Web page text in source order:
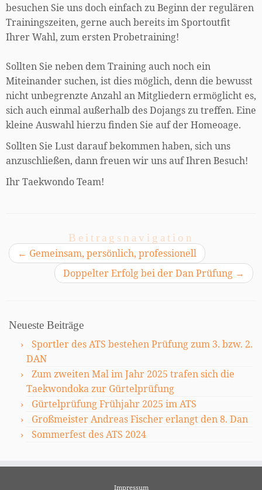
besuchen Sie uns doch einfach zu Beginn der regulären
Trainingszeiten, gerne auch bereits im Sportoutfit
Ihrer Wahl, zum ersten Probetraining!
Sollten Sie neben dem Training auch noch ein
Miteinander suchen, ist dies möglich, denn die bewusst
nicht unbegrenzte Anzahl an Mitgliedern ermöglicht es,
sich auch einmal außerhalb des Dojangs zu treffen. Eine
kleine Auswahl hierzu finden Sie auf der Homeoage.
Sollten Sie Lust darauf bekommen haben, sich uns
anzuschließen, dann freuen wir uns auf Ihren Besuch!
Ihr Taekwondo Team!
Beitragsnavigation
← Gemeinsam, persönlich, professionell
Doppelter Erfolg bei der Dan Prüfung →
Neueste Beiträge
Sportler des ATS bestehen Prüfung zum 3. bzw. 2.
DAN
Zum zweiten Mal im Jahr 2025 trafen sich die
Taekwondoka zur Gürtelprüfung
Gürtelprüfung Frühjahr 2025 im ATS
Großmeister Andreas Fischer erlangt den 8. Dan
Sommerfest des ATS 2024
Impressum